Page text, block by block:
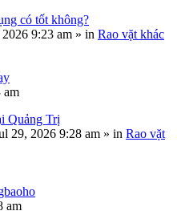
có tốt không?
9:23 am » in Rao vặt khác
am
Quảng Trị
29, 2026 9:28 am » in Rao vặt
am